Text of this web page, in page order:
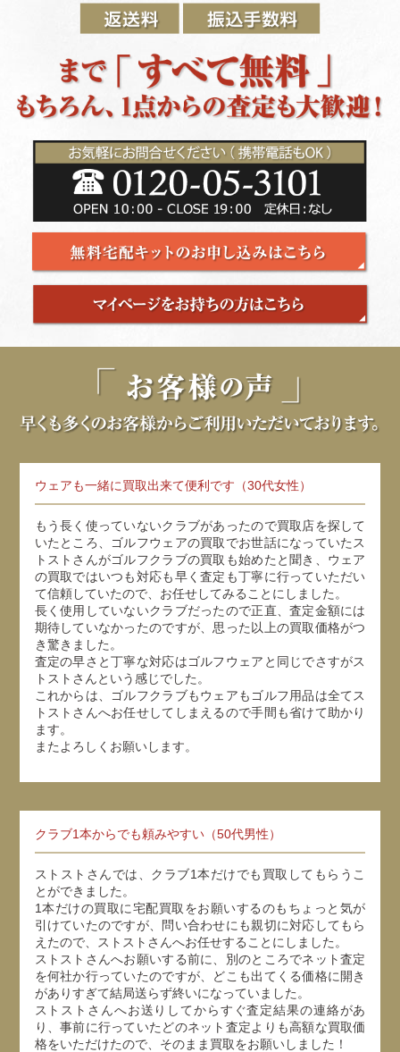
ウェアも一緒に買取出来て便利です（30代女性）
もう長く使っていないクラブがあったので買取店を探して
いたところ、ゴルフウェアの買取でお世話になっていたス
トストさんがゴルフクラブの買取も始めたと聞き、ウェア
の買取ではいつも対応も早く査定も丁寧に行っていただい
て信頼していたので、お任せしてみることにしました。
長く使用していないクラブだったので正直、査定金額には
期待していなかったのですが、思った以上の買取価格がつ
き驚きました。
査定の早さと丁寧な対応はゴルフウェアと同じでさすがス
トストさんという感じでした。
これからは、ゴルフクラブもウェアもゴルフ用品は全てス
トストさんへお任せしてしまえるので手間も省けて助かり
ます。
またよろしくお願いします。
クラブ1本からでも頼みやすい（50代男性）
ストストさんでは、クラブ1本だけでも買取してもらうこ
とができました。
1本だけの買取に宅配買取をお願いするのもちょっと気が
引けていたのですが、問い合わせにも親切に対応してもら
えたので、ストストさんへお任せすることにしました。
ストストさんへお願いする前に、別のところでネット査定
を何社か行っていたのですが、どこも出てくる価格に開き
がありすぎて結局送らず終いになっていました。
ストストさんへお送りしてからすぐ査定結果の連絡があ
り、事前に行っていたどのネット査定よりも高額な買取価
格をいただけたので、そのまま買取をお願いしました！